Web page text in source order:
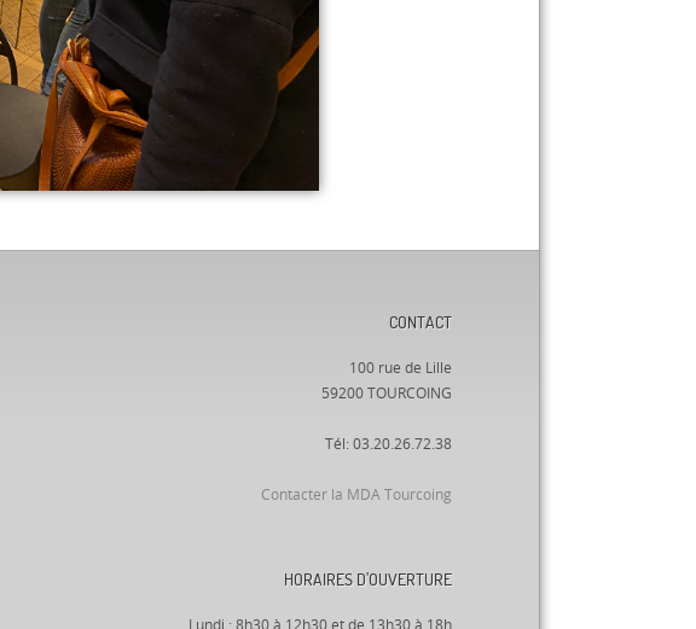
CONTACT
100 rue de Lille
59200 TOURCOING
Tél: 03.20.26.72.38
Contacter la MDA Tourcoing
HORAIRES D’OUVERTURE
Lundi : 8h30 à 12h30 et de 13h30 à 18h